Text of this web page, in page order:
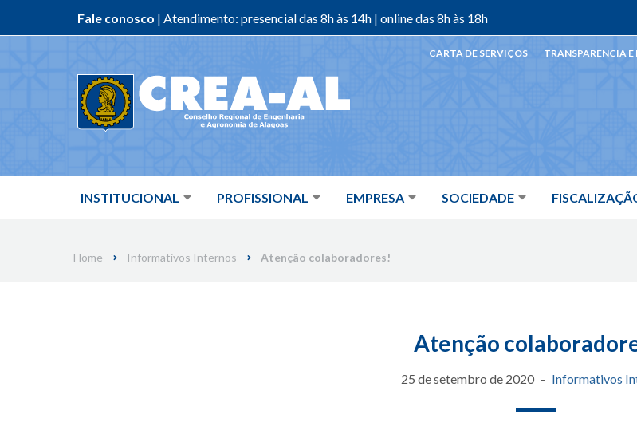
Fale conosco | Atendimento: presencial das 8h às 14h | online das 8h às 18h
INSTITUCIONAL PROFISSIONAL EMPRESA SOCIEDADE
TRANSPARÊNCIA
CARTA DE SERVIÇOS
Home Informativos Internos Atenção colaboradores!
Atenção
25 de setembro de 2020 Informativos